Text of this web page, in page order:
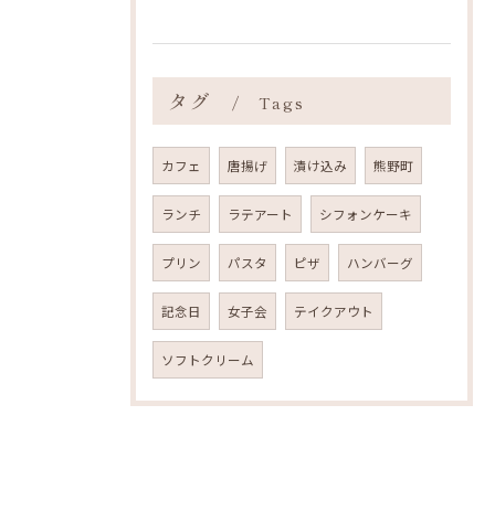
タグ Tags
カフェ 唐揚げ 漬け込み 熊野町
ランチ ラテアート シフォンケーキ
プリン パスタ ピザ ハンバーグ
記念日 女子会 テイクアウト
ソフトクリーム